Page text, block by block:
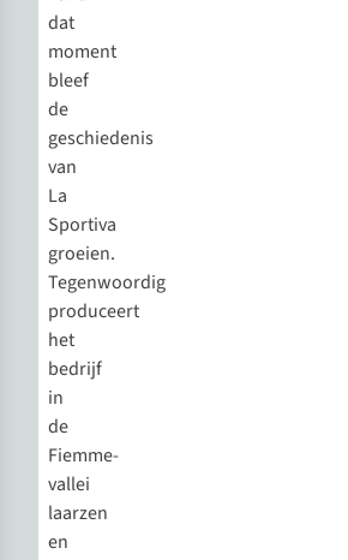
dat
moment
bleef
de
geschiedenis
van
La
Sportiva
groeien.
Tegenwoordig
produceert
het
bedrijf
in
de
Fiemme-
vallei
laarzen
en